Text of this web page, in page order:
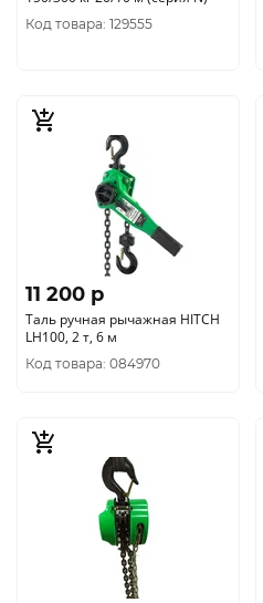
Код товара: 129555
11 200 p
Таль ручная рычажная HITCH
LH100, 2 т, 6 м
Код товара: 084970